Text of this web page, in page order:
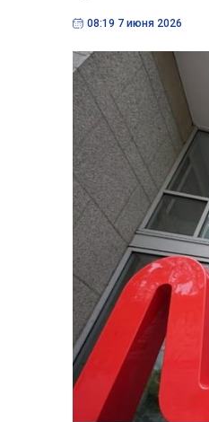
08:19 7 июня 2026